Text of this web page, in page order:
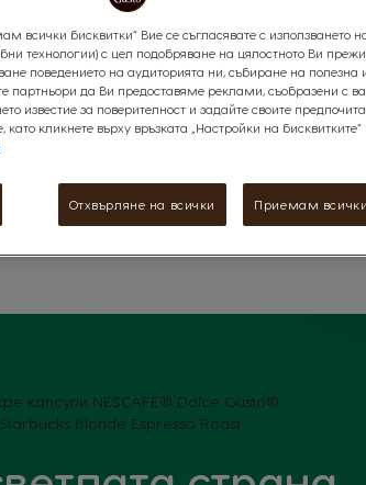
най-светлото еспресо от
машината NESCAFÉ® Dolce
всички бисквитки“ Вие се съгласявате с използването
технологии) с цел подобряване на цялостното Ви
поведението на аудиторията ни, събиране на
партньори да Ви предоставяме реклами, съобразени с
известие за поверителност и задайте своите
като кликнете върху връзката „Настройки на
Отхвърляне на всички Приемам